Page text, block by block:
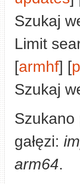
Szukaj
Limit
[armhf] [
Szukaj
gałęzi:
arm64.